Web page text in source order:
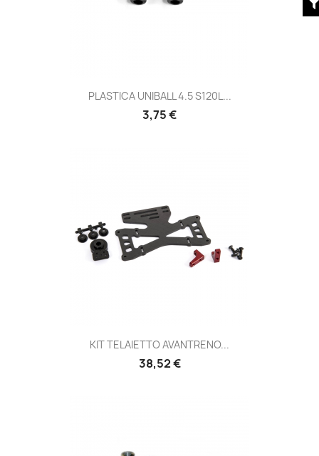
PLASTICA UNIBALL 4.5 S120L...
Prezzo
3,75 €
KIT TELAIETTO AVANTRENO...
Prezzo
38,52 €